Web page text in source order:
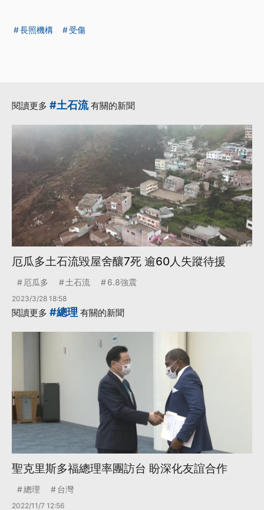
長照機構 受傷
閱讀更多 #土石流有關的新聞
厄瓜多土石流毀屋舍釀7死 逾60人失蹤待援
厄瓜多 土石流 6.8強震
2023/3/28 18:58
閱讀更多 #總理 有關的新聞
聖克里斯多福總理率團訪台 盼深化友誼合作
總理 台灣
2022/11/7 12:56